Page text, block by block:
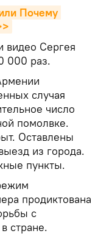
Почему
видео Сергея
000 раз.
случая
число
помолвке.
Оставлены
из города.
пункты.
продиктована
с
стране.